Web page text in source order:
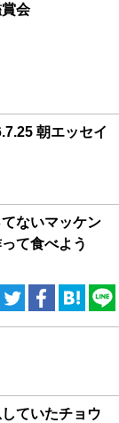
会
朝エッセイ
ないマッケン
て食べよう
ていたチョウ